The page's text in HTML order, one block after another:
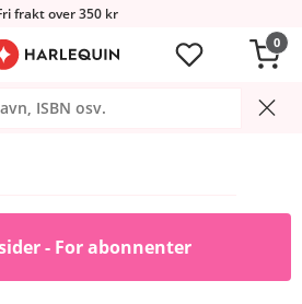
frakt over 350 kr
0
- For abonnenter